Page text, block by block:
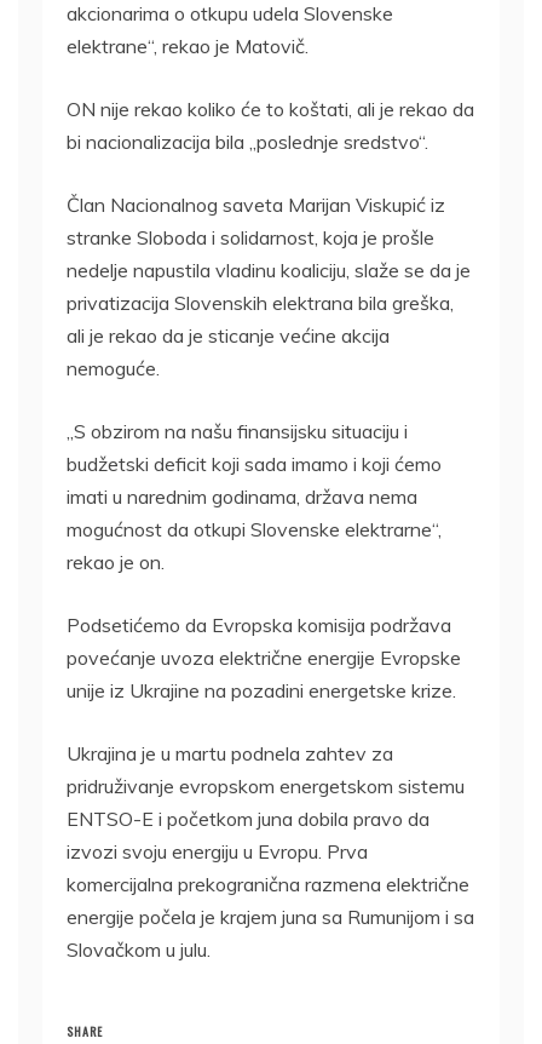
akcionarima o otkupu udela Slovenske
elektrane“, rekao je Matovič.
ON nije rekao koliko će to koštati, ali je rekao da
bi nacionalizacija bila „poslednje sredstvo“.
Član Nacionalnog saveta Marijan Viskupić iz
stranke Sloboda i solidarnost, koja je prošle
nedelje napustila vladinu koaliciju, slaže se da je
privatizacija Slovenskih elektrana bila greška,
ali je rekao da je sticanje većine akcija
nemoguće.
„S obzirom na našu finansijsku situaciju i
budžetski deficit koji sada imamo i koji ćemo
imati u narednim godinama, država nema
mogućnost da otkupi Slovenske elektrarne“,
rekao je on.
Podsetićemo da Evropska komisija podržava
povećanje uvoza električne energije Evropske
unije iz Ukrajine na pozadini energetske krize.
Ukrajina je u martu podnela zahtev za
pridruživanje evropskom energetskom sistemu
ENTSO-E i početkom juna dobila pravo da
izvozi svoju energiju u Evropu. Prva
komercijalna prekogranična razmena električne
energije počela je krajem juna sa Rumunijom i sa
Slovačkom u julu.
SHARE